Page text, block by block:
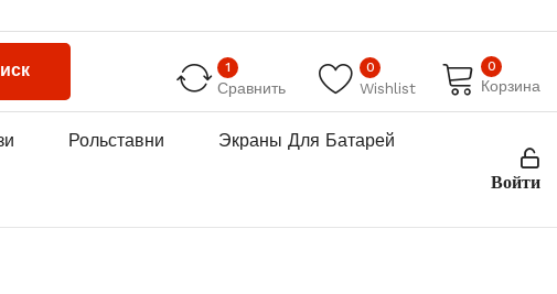
1
Сравнить
0
Wishlist
0
Корзина
Рольставни Экраны Для Батарей
Войти